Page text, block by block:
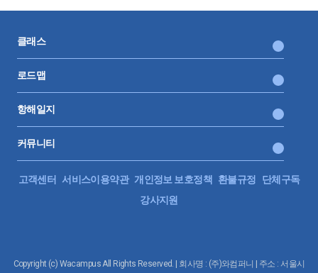
클래스
로드맵
항해일지
커뮤니티
고객센터 서비스이용약관 개인정보 보호정책 환불규정
단체구독
강사지원
Copyright (c) Wacampus All Rights Reserved. | 회사명 : (주)와컴퍼니 | 주소 : 서울시